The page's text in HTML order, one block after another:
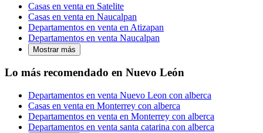
Casas en venta en Satelite
Casas en venta en Naucalpan
Departamentos en venta en Atizapan
Departamentos en venta Naucalpan
Mostrar más
Lo más recomendado en Nuevo León
Departamentos en venta Nuevo Leon con alberca
Casas en venta en Monterrey con alberca
Departamentos en venta en Monterrey con alberca
Departamentos en venta santa catarina con alberca